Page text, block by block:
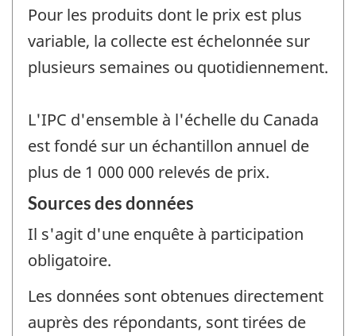
Pour les produits dont le prix est plus
variable, la collecte est échelonnée sur
plusieurs semaines ou quotidiennement.
L'IPC d'ensemble à l'échelle du Canada
est fondé sur un échantillon annuel de
plus de 1 000 000 relevés de prix.
Sources des données
Il s'agit d'une enquête à participation
obligatoire.
Les données sont obtenues directement
auprès des répondants, sont tirées de